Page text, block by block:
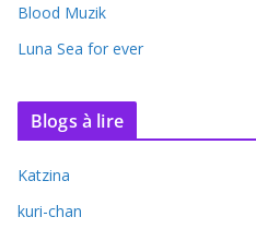
Blood Muzik
Luna Sea for ever
Blogs à lire
Katzina
kuri-chan